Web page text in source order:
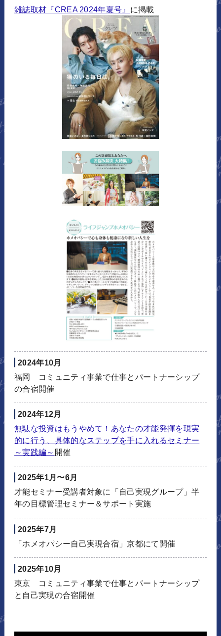
雑誌取材『CREA 2024年夏号』 に掲載
2024年10月
福岡 コミュニティ事業で仕事とパートナーシップ
の合宿開催
2024年12月
無駄な投資はもうやめて！あなたの才能発揮を現実
的に行う、具体的なステップを手に入れるセミナー
～実践編～ 開催
2025年1月〜6月
才能セミナー受講者対象に「自己実現グループ」半
年の目標管理セミナー＆サポート実施
2025年7月
「ホメオパシー自己実現合宿」京都にて開催
2025年10月
東京 コミュニティ事業で仕事とパートナーシップ
と自己実現の合宿開催